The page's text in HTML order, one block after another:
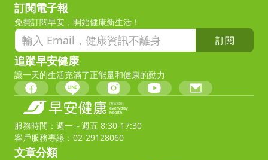
訂閱電子報
免費訂閱早安，開始健康新生活！
訂閱
追蹤早安健康
讓一天的生活充滿了正能量和健康的動力
服務時間：週一～週五 8:30-17:30
客戶服務專線：02-29128060
文章分類